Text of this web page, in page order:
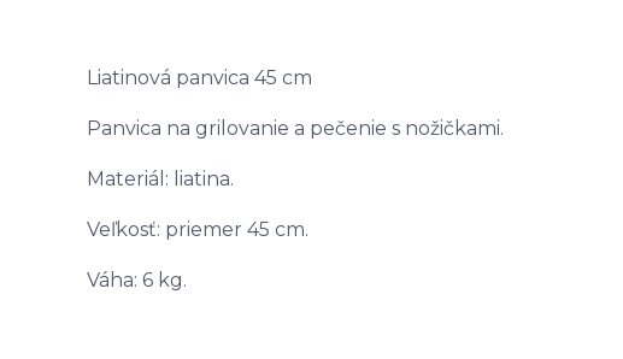
Liatinová panvica 45 cm
Panvica na grilovanie a pečenie s nožičkami.
Materiál: liatina.
Veľkosť: priemer 45 cm.
Váha: 6 kg.